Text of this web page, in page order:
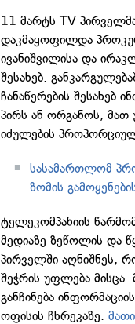
11 მარტს TV
დაკმაყოფილდა
ივანიშვილისა და
შესახებ.
ჩანაწერების შესახებ
პირს ან ორგანოს, მათ
იძულების
სასამართლომ
ზომის
ტელეკომპანიის
მედიაზე ზეწოლის და
პირველში აღნიშნეს,
შეჭრის უფლება მისცა.
განჩინება
ოფისის ჩხრეკაზე.